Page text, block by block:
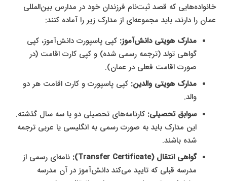
خانواده‌هایی که قصد ثبت‌نام فرزندان خود در مدارس بین‌المللی
عمان را دارند، باید مجموعه‌ای از مدارک زیر را آماده کنند:
مدارک هویتی دانش‌آموز: کپی پاسپورت دانش‌آموز، کپی
گواهی تولد (ترجمه رسمی شده) و کپی کارت اقامت (در
صورت اقامت فعلی در عمان).
مدارک هویتی والدین: کپی پاسپورت و کارت اقامت هر دو
والد.
سوابق تحصیلی: کارنامه‌های تحصیلی دو یا سه سال گذشته.
این مدارک باید به صورت رسمی به انگلیسی یا عربی ترجمه
شده باشند.
گواهی انتقال (Transfer Certificate):
نامه‌ای رسمی از
مدرسه قبلی که تایید می‌کند دانش‌آموز در آن مدرسه